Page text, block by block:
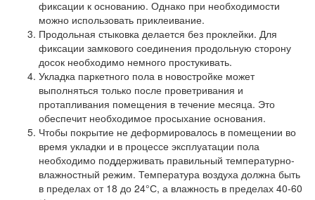
фиксации к основанию. Однако при необходимости
можно использовать приклеивание.
Продольная стыковка делается без проклейки. Для
фиксации замкового соединения продольную сторону
досок необходимо немного простукивать.
Укладка паркетного пола в новостройке может
выполняться только после проветривания и
протапливания помещения в течение месяца. Это
обеспечит необходимое просыхание основания.
Чтобы покрытие не деформировалось в помещении во
время укладки и в процессе эксплуатации пола
необходимо поддерживать правильный температурно-
влажностный режим. Температура воздуха должна быть
в пределах от 18 до 24°С, а влажность в пределах 40-60